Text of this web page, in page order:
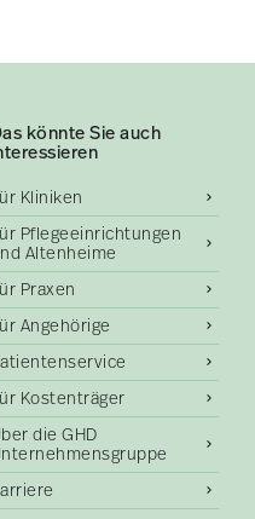
könnte Sie auch
Kliniken
Pflegeeinrichtungen
Altenheime
Praxen
Angehörige
Kostenträger
die GHD